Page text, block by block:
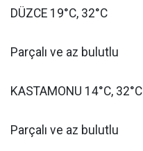
DÜZCE 19°C, 32°C
Parçalı ve az bulutlu
KASTAMONU 14°C, 32°C
Parçalı ve az bulutlu